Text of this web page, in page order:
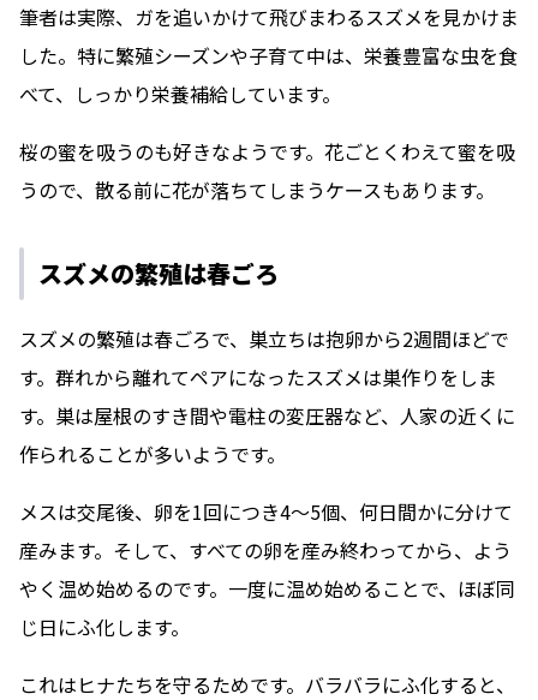
筆者は実際、ガを追いかけて飛びまわるスズメを見かけま
した。特に繁殖シーズンや子育て中は、栄養豊富な虫を食
べて、しっかり栄養補給しています。
桜の蜜を吸うのも好きなようです。花ごとくわえて蜜を吸
うので、散る前に花が落ちてしまうケースもあります。
スズメの繁殖は春ごろ
スズメの繁殖は春ごろで、巣立ちは抱卵から2週間ほどで
す。群れから離れてペアになったスズメは巣作りをしま
す。巣は屋根のすき間や電柱の変圧器など、人家の近くに
作られることが多いようです。
メスは交尾後、卵を1回につき4〜5個、何日間かに分けて
産みます。そして、すべての卵を産み終わってから、よう
やく温め始めるのです。一度に温め始めることで、ほぼ同
じ日にふ化します。
これはヒナたちを守るためです。バラバラにふ化すると、